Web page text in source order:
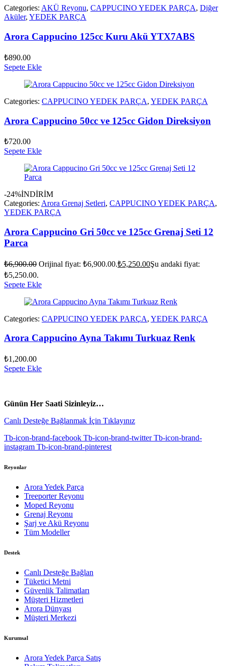
Categories: AKÜ Reyonu, CAPPUCINO YEDEK PARÇA, Diğer
Aküler, YEDEK PARÇA
Arora Cappucino 125cc Kuru Akü YTX7ABS
₺890.00
Sepete Ekle
Categories: CAPPUCINO YEDEK PARÇA, YEDEK PARÇA
Arora Cappucino 50cc ve 125cc Gidon Direksiyon
₺720.00
Sepete Ekle
-24%İNDİRİM
Categories: Arora Grenaj Setleri, CAPPUCINO YEDEK PARÇA,
YEDEK PARÇA
Arora Cappucino Gri 50cc ve 125cc Grenaj Seti 12
Parca
₺6,900.00 Orijinal fiyat: ₺6,900.00.₺5,250.00Şu andaki fiyat:
₺5,250.00.
Sepete Ekle
Categories: CAPPUCINO YEDEK PARÇA, YEDEK PARÇA
Arora Cappucino Ayna Takımı Turkuaz Renk
₺1,200.00
Sepete Ekle
Günün Her Saati Sizinleyiz…
Canlı Desteğe Bağlanmak İçin Tıklayınız
Tb-icon-brand-facebook Tb-icon-brand-twitter Tb-icon-brand-
instagram Tb-icon-brand-pinterest
Reyonlar
Arora Yedek Parça
Treeporter Reyonu
Moped Reyonu
Grenaj Reyonu
Şarj ve Akü Reyonu
Tüm Modeller
Destek
Canlı Desteğe Bağlan
Tüketici Metni
Güvenlik Talimatları
Müşteri Hizmetleri
Arora Dünyası
Müşteri Merkezi
Kurumsal
Arora Yedek Parça Satış